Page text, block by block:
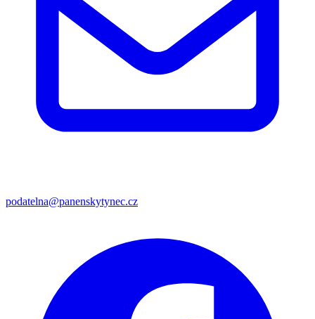
podatelna@panenskytynec.cz